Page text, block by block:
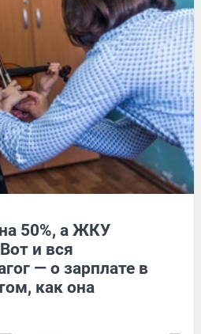
50%, а ЖКУ
и вся
— о зарплате в
как она